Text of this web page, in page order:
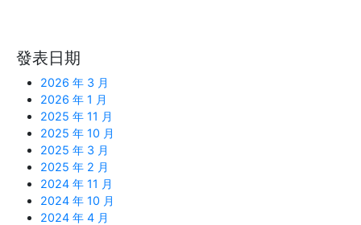
發表日期
2026 年 3 月
2026 年 1 月
2025 年 11 月
2025 年 10 月
2025 年 3 月
2025 年 2 月
2024 年 11 月
2024 年 10 月
2024 年 4 月